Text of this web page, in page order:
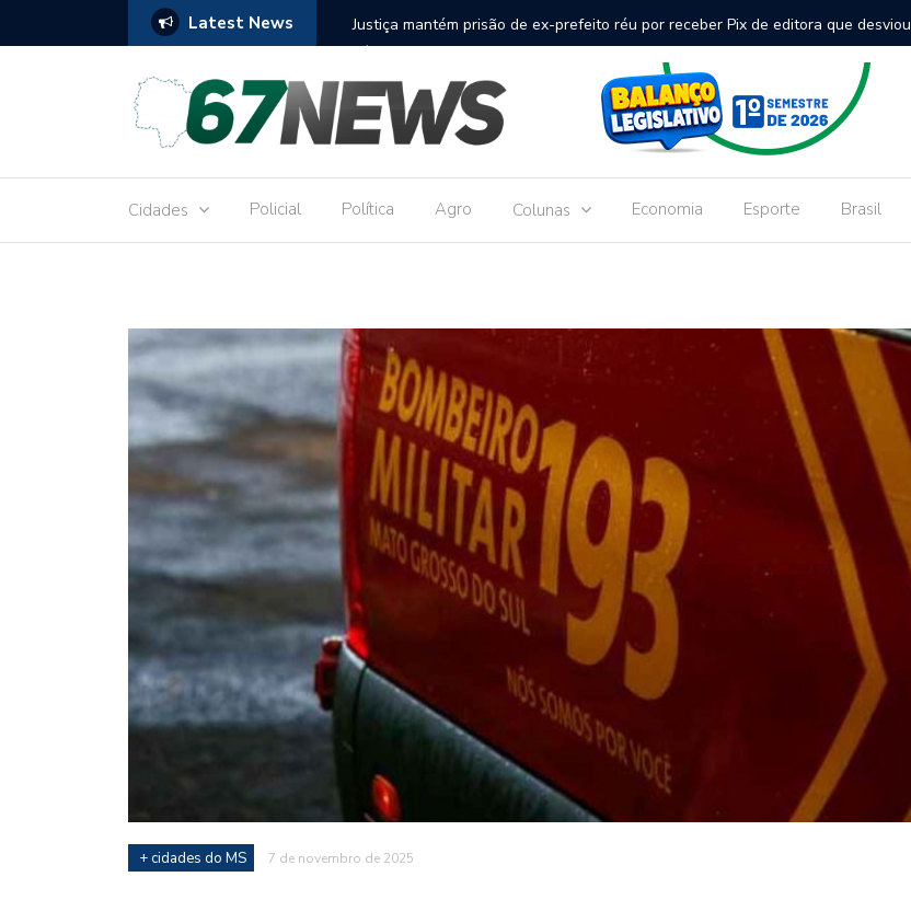
Latest News
réu por receber Pix de editora que desviou
Construção do terminal de passageiros no Aeroporto de Dourados vai custar R$
9,8 milhões
Cidades Policial Política Agro Colunas Economia Esporte Brasil
+ cidades do MS 7 de novembro de 2025